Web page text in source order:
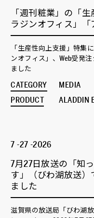
「週刊粧業」の「
ラジンオフィス」「
「生産性向上支援」特集
ンオフィス」、Web受発
ました
CATEGORY
MEDIA
PRODUCT
ALADDIN
7 -27 -2026
7月27日放送の「知
す」（びわ湖放送
ました
滋賀県の放送局「びわ湖